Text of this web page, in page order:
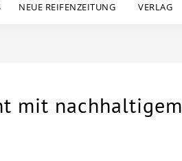
NEUE REIFENZEITUNG VERLAG
mit nachhaltigem